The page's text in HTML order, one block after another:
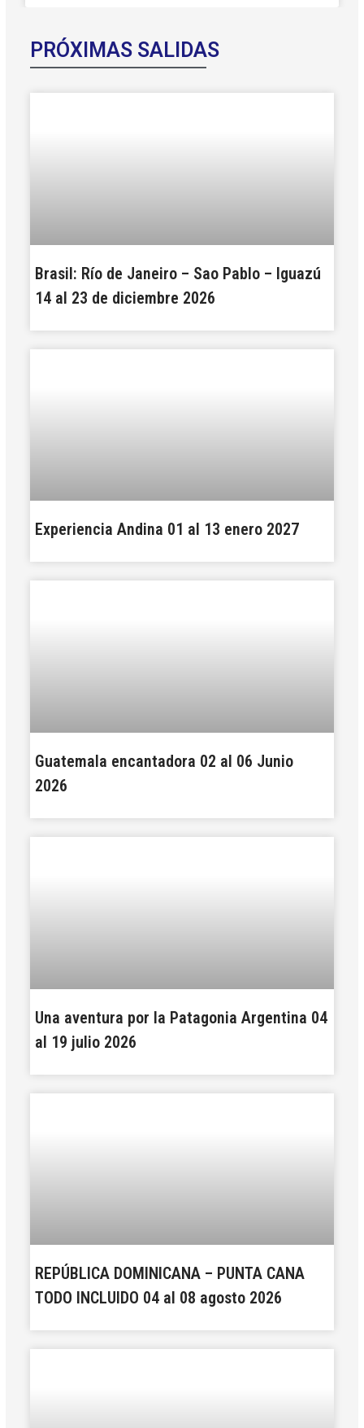
PRÓXIMAS SALIDAS
Brasil: Río de Janeiro – Sao Pablo – Iguazú
14 al 23 de diciembre 2026
Experiencia Andina 01 al 13 enero 2027
Guatemala encantadora 02 al 06 Junio
2026
Una aventura por la Patagonia Argentina 04
al 19 julio 2026
REPÚBLICA DOMINICANA – PUNTA CANA
TODO INCLUIDO 04 al 08 agosto 2026